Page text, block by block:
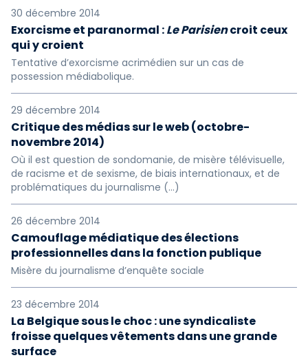
2002 2001 2000
1999 1997
30 décembre 2014
Exorcisme et paranormal :Le Parisiencroit ceux
qui y croient
Tentative d’exorcisme acrimédien sur un cas de
possession médiabolique.
29 décembre 2014
Critique des médias sur le web (octobre-
novembre 2014)
Où il est question de sondomanie, de misère télévisuelle,
de racisme et de sexisme, de biais internationaux, et de
problématiques du journalisme (…)
26 décembre 2014
Camouflage médiatique des élections
professionnelles dans la fonction publique
Misère du journalisme d’enquête sociale
23 décembre 2014
La Belgique sous le choc : une syndicaliste
froisse quelques vêtements dans une grande
surface